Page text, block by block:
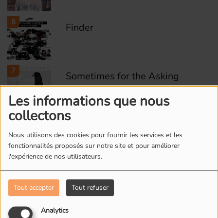
Les informations que nous
collectons
Nous utilisons des cookies pour fournir les services et les
fonctionnalités proposés sur notre site et pour améliorer
l'expérience de nos utilisateurs.
Tout accepter Tout refuser
Analytics
6 Finder
7 Sometimes for the Asking
8 I Just Grew Tired
Wonderfull life